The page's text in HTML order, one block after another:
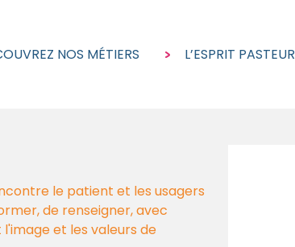
NOS MÉTIERS L’ESPRIT PASTEUR
le patient et les usagers
de renseigner, avec
et les valeurs de